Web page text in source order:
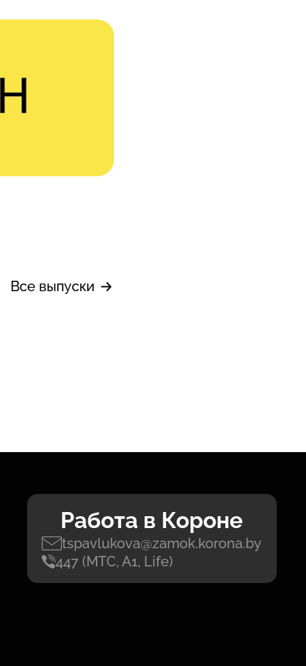
Все выпуски
Работа в Короне
tspavlukova@zamok.korona.by
447 (МТС, А1, Life)